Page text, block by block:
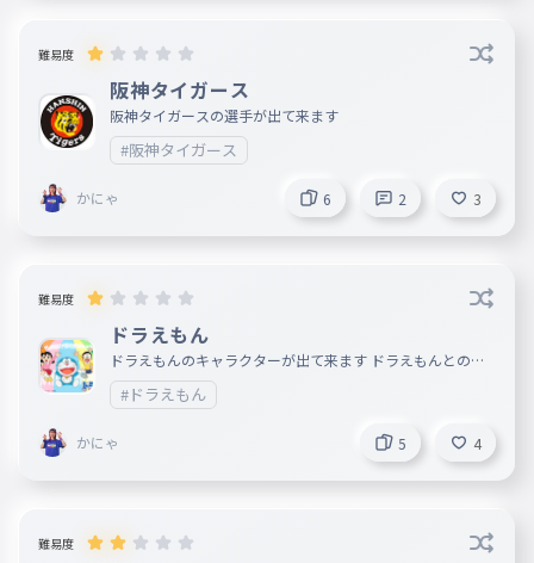
難易度
阪神タイガース
阪神タイガースの選手が出て来ます
#阪神タイガース
かにゃ 6 2 3
難易度
ドラえもん
ドラえもんのキャラクターが出て来ます ドラえもんとのび
たとしずかちゃんとスネ夫とジャイアンが出て来ます
#ドラえもん
かにゃ 5 4
難易度